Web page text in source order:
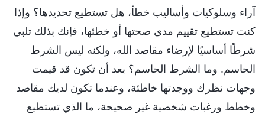
آراء وسلوكيات وأساليب خطأ، هل تستطيع تحديدها؟ وإذا
كنت تستطيع تقييم مدى صحتها أو خطئها، فإنك بذلك تلبي
شرطًا أساسيًا لإرضاء مقاصد الله، ولكنه ليس الشرط
الحاسم. وما الشرط الحاسم؟ بعد أن تكون قد قيمت
وجهات نظرك ووجدتها خاطئة، وعندما تكون لديك مقاصد
وخطط ورغبات شخصية غير صحيحة، ما الذي تستطيع